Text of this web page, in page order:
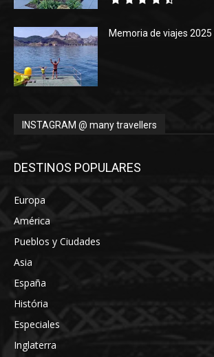
Memoria de viajes
INSTAGRAM @ many travellers
DESTINOS POPULARES
Europa
América
Pueblos y Ciudades
Asia
España
História
Especiales
Inglaterra